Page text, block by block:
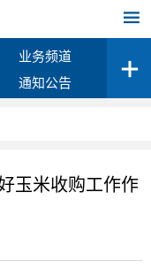
业务频道
通知公告
玉米收购工作作